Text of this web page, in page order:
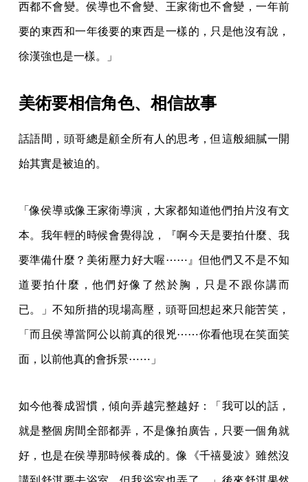
西都不會變。侯導也不會變、王家衛也不會變，一年前
要的東西和一年後要的東西是一樣的，只是他沒有說，
徐漢強也是一樣。」
美術要相信角色、相信故事
話語間，頭哥總是顧全所有人的思考，但這般細膩一開
始其實是被迫的。
「像侯導或像王家衛導演，大家都知道他們拍片沒有文
本。我年輕的時候會覺得說，『啊今天是要拍什麼、我
要準備什麼？美術壓力好大喔⋯⋯』但他們又不是不知
道要拍什麼，他們好像了然於胸，只是不跟你講而
已。」不知所措的現場高壓，頭哥回想起來只能苦笑，
「而且侯導當阿公以前真的很兇⋯⋯你看他現在笑面笑
面，以前他真的會拆景⋯⋯」
如今他養成習慣，傾向弄越完整越好：「我可以的話，
就是整個房間全部都弄，不是像拍廣告，只要一個角就
好，也是在侯導那時候養成的。像《千禧曼波》雖然沒